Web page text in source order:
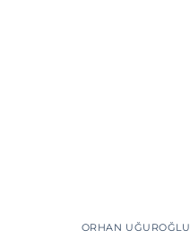
ORHAN UĞUROĞLU